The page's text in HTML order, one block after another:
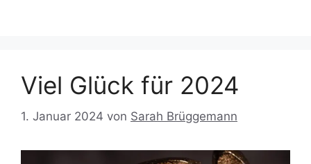
Viel Glück für 2024
1. Januar 2024 von Sarah Brüggemann